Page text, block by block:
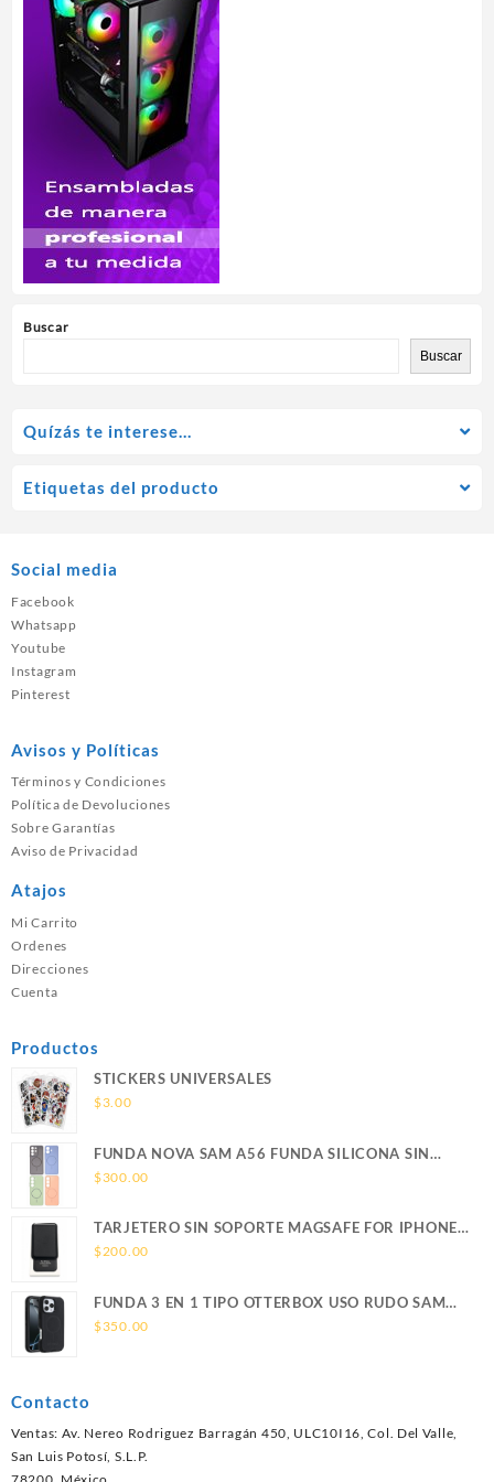
Buscar
Buscar
Quízás te interese…
Etiquetas del producto
Social media
Facebook
Whatsapp
Youtube
Instagram
Pinterest
Avisos y Políticas
Términos y Condiciones
Política de Devoluciones
Sobre Garantías
Aviso de Privacidad
Atajos
Mi Carrito
Ordenes
Direcciones
Cuenta
Productos
STICKERS UNIVERSALES
$3.00
FUNDA NOVA SAM A56 FUNDA SILICONA SIN
SOPORTE MAGNETICO SAMSUNG
$300.00
TARJETERO SIN SOPORTE MAGSAFE FOR IPHONE
LEATHER WALLET MAGSAFE
$200.00
FUNDA 3 EN 1 TIPO OTTERBOX USO RUDO SAM
S26 ULTRA SAMSUNG S26 ULTRA
$350.00
Contacto
Ventas: Av. Nereo Rodriguez Barragán 450, ULC10I16, Col. Del Valle,
San Luis Potosí, S.L.P.